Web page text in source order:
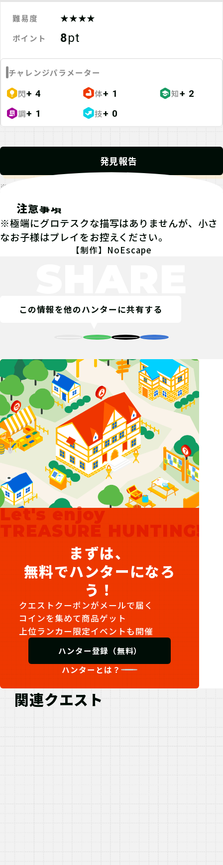
難易度 ★★★★
ポイント 8pt
チャレンジパラメーター
閃+ 4 体+ 1 知+ 2
調+ 1 技+ 0
発見報告
※発見報告にGPSを使用するクエストが一部存在します。
注意事項
※極端にグロテスクな描写はありませんが、小さ
なお子様はプレイをお控えください。
【制作】NoEscape
この情報を他のハンターに共有する
Let's enjoy
TREASURE HUNTING!
まずは、
無料でハンターになろ
う！
クエストクーポンがメールで届く
コインを集めて商品ゲット
上位ランカー限定イベントも開催
ハンター登録（無料）
ハンターとは？
関連クエスト